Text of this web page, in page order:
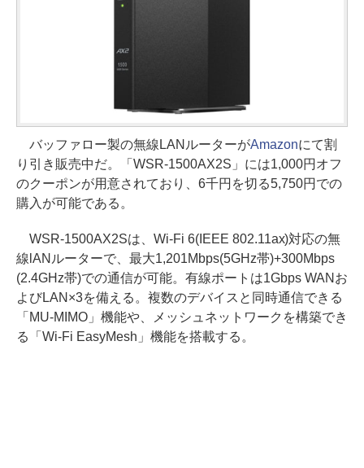
バッファロー製の無線LANルーターがAmazonにて割
り引き販売中だ。「WSR-1500AX2S」には1,000円オフ
のクーポンが用意されており、6千円を切る5,750円での
購入が可能である。
WSR-1500AX2Sは、Wi-Fi 6(IEEE 802.11ax)対応の無
線lANルーターで、最大1,201Mbps(5GHz帯)+300Mbps
(2.4GHz帯)での通信が可能。有線ポートは1Gbps WANお
よびLAN×3を備える。複数のデバイスと同時通信できる
「MU-MIMO」機能や、メッシュネットワークを構築でき
る「Wi-Fi EasyMesh」機能を搭載する。